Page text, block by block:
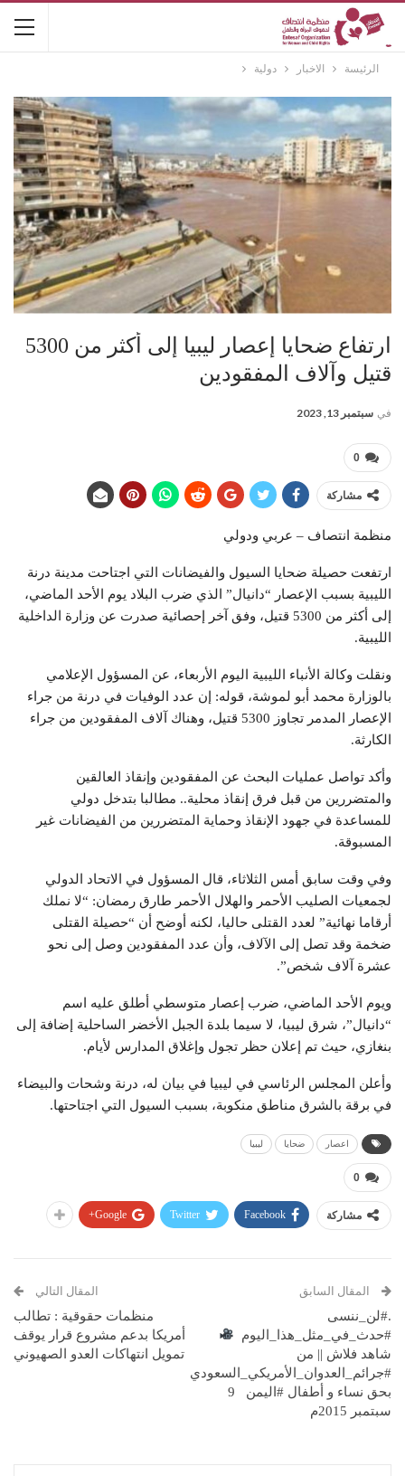
الرئيسة الاخبار دولية
ارتفاع ضحايا إعصار ليبيا إلى أكثر من 5300
قتيل وآلاف المفقودين
في سبتمبر 13, 2023
0
مشاركة
منظمة انتصاف – عربي ودولي
ارتفعت حصيلة ضحايا السيول والفيضانات التي اجتاحت مدينة درنة
الليبية بسبب الإعصار “دانيال” الذي ضرب البلاد يوم الأحد الماضي،
إلى أكثر من 5300 قتيل، وفق آخر إحصائية صدرت عن وزارة الداخلية
الليبية.
ونقلت وكالة الأنباء الليبية اليوم الأربعاء، عن المسؤول الإعلامي
بالوزارة محمد أبو لموشة، قوله: إن عدد الوفيات في درنة من جراء
الإعصار المدمر تجاوز 5300 قتيل، وهناك آلاف المفقودين من جراء
الكارثة.
وأكد تواصل عمليات البحث عن المفقودين وإنقاذ العالقين
والمتضررين من قبل فرق إنقاذ محلية.. مطالبا بتدخل دولي
للمساعدة في جهود الإنقاذ وحماية المتضررين من الفيضانات غير
المسبوقة.
وفي وقت سابق أمس الثلاثاء، قال المسؤول في الاتحاد الدولي
لجمعيات الصليب الأحمر والهلال الأحمر طارق رمضان: “لا نملك
أرقاما نهائية” لعدد القتلى حاليا، لكنه أوضح أن “حصيلة القتلى
ضخمة وقد تصل إلى الآلاف، وأن عدد المفقودين وصل إلى نحو
عشرة آلاف شخص”.
ويوم الأحد الماضي، ضرب إعصار متوسطي أطلق عليه اسم
“دانيال”، شرق ليبيا، لا سيما بلدة الجبل الأخضر الساحلية إضافة إلى
بنغازي، حيث تم إعلان حظر تجول وإغلاق المدارس لأيام.
وأعلن المجلس الرئاسي في ليبيا في بيان له، درنة وشحات والبيضاء
في برقة بالشرق مناطق منكوبة، بسبب السيول التي اجتاحتها.
اعصار ضحايا ليبيا
0
مشاركة Facebook
Twitter
Google+
المقال السابق
.#لن_ننسى
#حدث_في_مثل_هذا_اليوم
شاهد فلاش || من
#جرائم_العدوان_الأمريكي_السعودي
بحق نساء و أطفال #اليمن 9
سبتمبر 2015م
المقال التالي
منظمات حقوقية : تطالب
أمريكا بدعم مشروع قرار يوقف
تمويل انتهاكات العدو الصهيوني